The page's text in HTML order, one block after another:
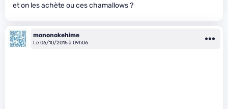
et on les achète ou ces chamallows ?
mononokehime
Le 06/10/2015 à 09h06